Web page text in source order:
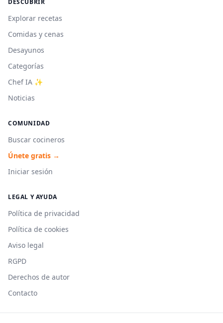
Explorar recetas
Comidas y cenas
Desayunos
Categorías
Chef IA ✨
Noticias
COMUNIDAD
Buscar cocineros
Únete gratis →
Iniciar sesión
LEGAL Y AYUDA
Política de privacidad
Política de cookies
Aviso legal
RGPD
Derechos de autor
Contacto